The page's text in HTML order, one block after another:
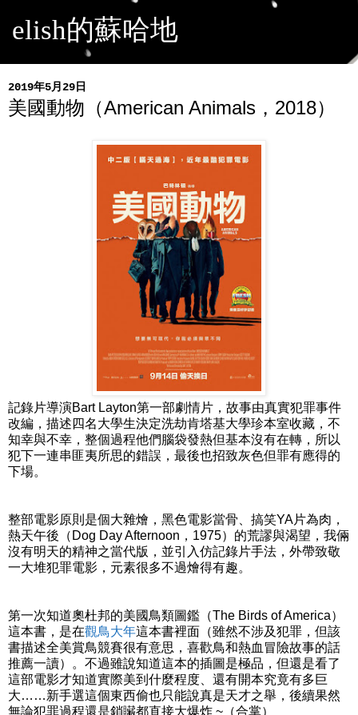
elish的蘇哈地
2019年5月29日
美國動物（American Animals，2018）
記錄片導演Bart Layton第一部劇情片，故事由真實犯罪事件
改編，描述四名大學生決定洗劫肯塔基大學珍本室收藏，不
知幸與不幸，整個過程他們腦袋發熱但基本沒有在轉，所以
犯下一連串匪夷所思的錯誤，最後也招致灰色但罪有應得的
下場。
整部電影原則是個大雜燴，黑色電影當骨、搞笑YA片為肉，
熱天午後（Dog Day Afternoon，1975）的荒謬與渴望，我倆
沒有明天的精神之當代版，並引入仿記錄片手法，外帶致敬
一大堆犯罪電影，元素很多不過燴得有趣。
第一次知道奧杜邦的美國鳥類圖鑑（The Birds of America）
這本書，是在觀鳥大年這本書裡面（雖然不涉及犯罪，但該
書描述全美賞鳥競賽很有意思，喜歡鳥和熱血冒險故事的話
推薦一讀）。不過雖說知道這本的插圖是極品，但還是看了
這部電影才知道實際美到什麼程度、還有開本究竟有多巨
大……新手選這個東西偷也只能說真是天才之舉，後續果然
無論犯罪過程還是銷贜都直接大爆炸 ~（合掌）